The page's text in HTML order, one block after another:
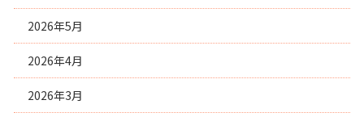
2026年5月
2026年4月
2026年3月